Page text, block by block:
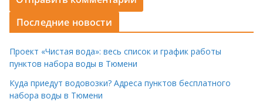
Последние новости
Проект «Чистая вода»: весь список и график работы
пунктов набора воды в Тюмени
Куда приедут водовозки? Адреса пунктов бесплатного
набора воды в Тюмени